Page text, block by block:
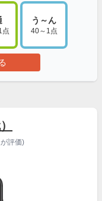
点
う～ん
40～1点
評価)